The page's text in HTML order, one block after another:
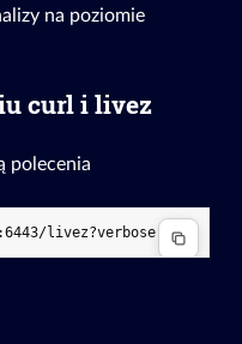
na poziomie
curl i livez
polecenia